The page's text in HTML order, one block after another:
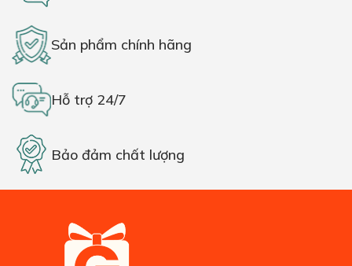
Sản phẩm chính hãng
Hỗ trợ 24/7
Bảo đảm chất lượng